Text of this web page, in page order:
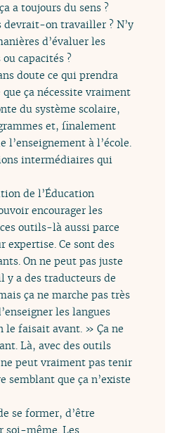
a toujours du sens ?
devrait-on travailler ? N’y
d’évaluer les
capacités ?
doute ce qui prendra
ça nécessite vraiment
du système scolaire,
et, finalement
l’enseignement à l’école.
intermédiaires qui
de l’Éducation
encourager les
outils-là aussi parce
expertise. Ce sont des
On ne peut pas juste
a des traducteurs de
ça ne marche pas très
les langues
le faisait avant. » Ça ne
Là, avec des outils
ne peut vraiment pas tenir
semblant que ça n’existe
se former, d’être
soi-même. Les